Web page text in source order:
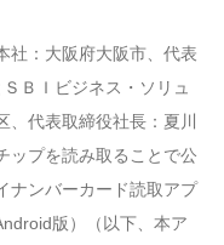
：大阪府大阪市、代表
ＢＩビジネス・ソリュ
代表取締役社長：夏川
ップを読み取ることで公
ナンバーカード読取アプ
版）（以下、本ア